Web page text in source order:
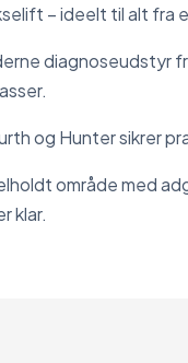
– ideelt til alt fra
og Hunter sikrer
område med
klar.